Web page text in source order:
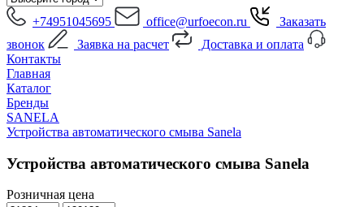
+74951045695 office@urfoecon.ru
Заказать
звонок
Заявка на расчет
Доставка и оплата
Контакты
Главная
Каталог
Бренды
SANELA
Устройства автоматического смыва Sanela
Устройства автоматического смыва Sanela
Розничная цена